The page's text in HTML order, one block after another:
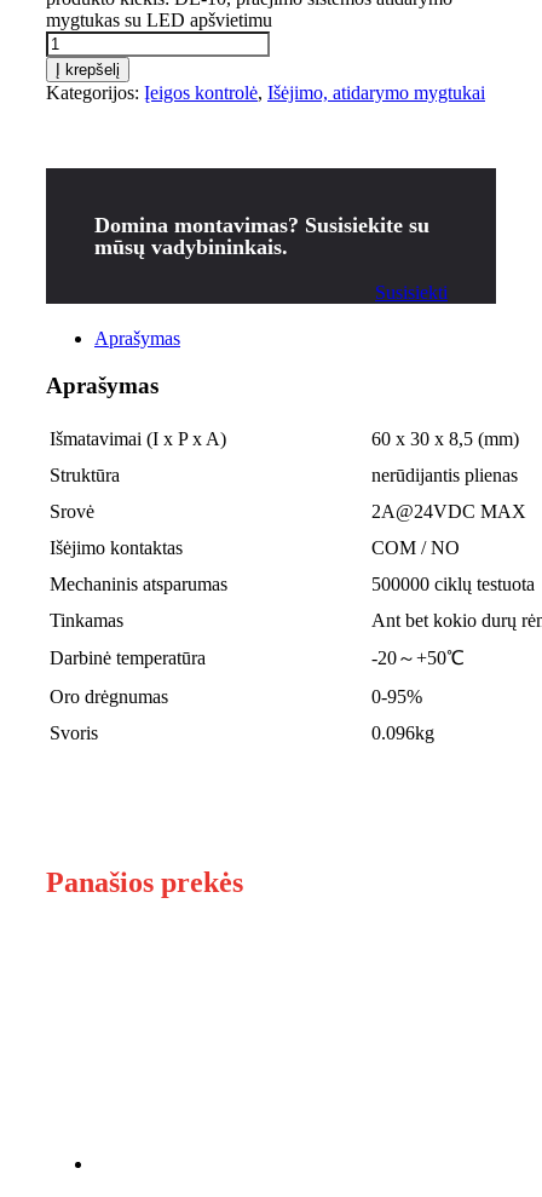
mygtukas su LED apšvietimu
Į krepšelį
Kategorijos: Įeigos kontrolė, Išėjimo, atidarymo mygtukai
Domina montavimas? Susisiekite su
mūsų vadybininkais.
Susisiekti
Aprašymas
Aprašymas
Išmatavimai (I x P x A)
60 x 30 x 8,5 (mm)
Struktūra
nerūdijantis plienas
Srovė
2A@24VDC MAX
Išėjimo kontaktas
COM / NO
Mechaninis atsparumas
500000 ciklų testuota
Tinkamas
Ant bet kokio durų
Darbinė temperatūra
-20～+50℃
Oro drėgnumas
0-95%
Svoris
0.096kg
Panašios prekės